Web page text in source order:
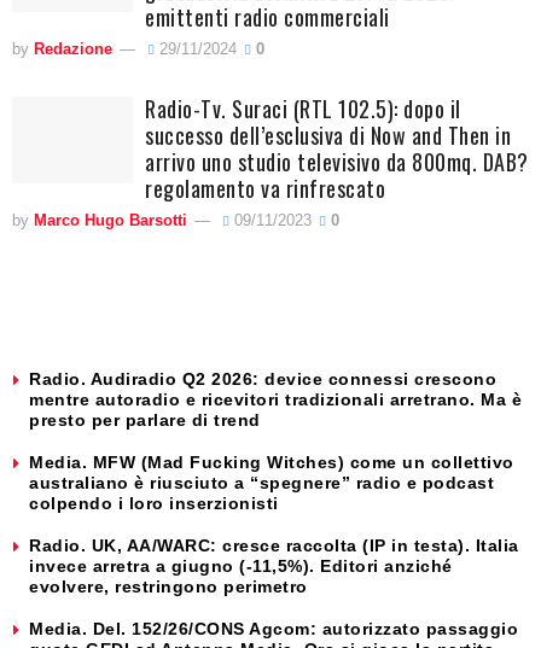
emittenti radio commerciali
by Redazione 29/11/2024 0
Radio-Tv. Suraci (RTL 102.5): dopo il
successo dell’esclusiva di Now and Then in
arrivo uno studio televisivo da 800mq. DAB?
regolamento va rinfrescato
by Marco Hugo Barsotti 09/11/2023 0
Radio. Audiradio Q2 2026: device connessi crescono
mentre autoradio e ricevitori tradizionali arretrano. Ma è
presto per parlare di trend
Media. MFW (Mad Fucking Witches) come un collettivo
australiano è riusciuto a “spegnere” radio e podcast
colpendo i loro inserzionisti
Radio. UK, AA/WARC: cresce raccolta (IP in testa). Italia
invece arretra a giugno (-11,5%). Editori anziché
evolvere, restringono perimetro
Media. Del. 152/26/CONS Agcom: autorizzato passaggio